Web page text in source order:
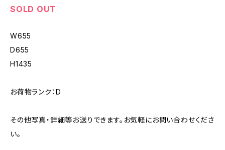
SOLD OUT
W655
D655
H1435
お荷物ランク：D
その他写真・詳細等お送りできます。お気軽にお問い合わせくださ
い。